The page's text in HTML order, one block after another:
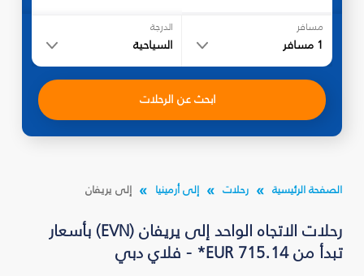
مسافر
1 مسافر
الدرجة
السياحية
ابحث عن الرحلات
الصفحة الرئيسية رحلات إلى أرمينيا إلى يريفان
رحلات الاتجاه الواحد إلى يريفان (EVN) بأسعار
تبدأ من EUR 715.14* - فلاي دبي